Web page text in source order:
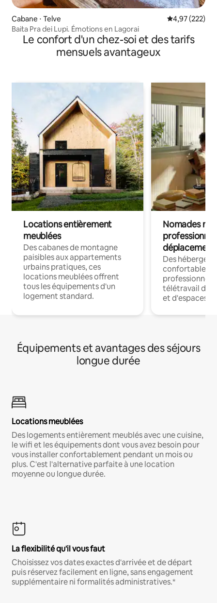
Cabane ⋅ Telve Évaluation
4,97 (222)
Baita Pra dei Lupi. Émotions en Lagorai
Le confort d'un chez-soi et des tarifs
mensuels avantageux
Locations entièrement
meublées
Des cabanes de montagne
paisibles aux appartements
urbains pratiques, ces
locations meublées offrent
tous les équipements d'un
logement standard.
Nomades
déplacement
Des
confortables
professionnels
télétravail
et d'espaces
Équipements et avantages des séjours
longue durée
Locations meublées
Des logements entièrement meublés avec une cuisine,
le wifi et les équipements dont vous avez besoin pour
vous installer confortablement pendant un mois ou
plus. C'est l'alternative parfaite à une location
moyenne ou longue durée.
La flexibilité qu'il vous faut
Choisissez vos dates exactes d'arrivée et de départ
puis réservez facilement en ligne, sans engagement
supplémentaire ni formalités administratives.*